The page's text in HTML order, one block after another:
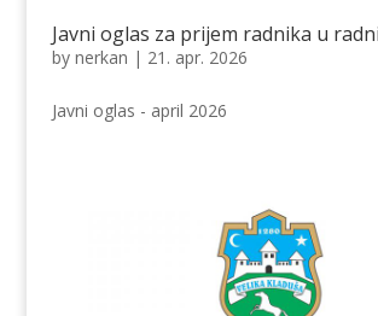
Javni oglas za prijem radnika u
by nerkan | 21. apr. 2026
Javni oglas - april 2026